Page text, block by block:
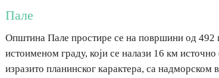
Пале
Општина Пале простире се на површини од 492
истоименом граду, који се налази 16 км
изразито планинског карактера, са